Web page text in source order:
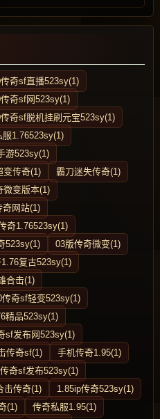
奇sf直播523sy(1)
奇sf网523sy(1)
奇sf脱机挂刷元宝523sy(1)
服1.76523sy(1)
游523sy(1)
变传奇(1)
霸刀迷失传奇(1)
微变版本(1)
奇网站(1)
奇1.76523sy(1)
523sy(1)
03版传奇微变(1)
复古523sy(1)
合击(1)
传奇sf轻变523sy(1)
精品523sy(1)
sf发布网523sy(1)
传奇sf(1)
手机传奇1.95(1)
奇sf发布523sy(1)
击传奇(1)
1.85ip传奇523sy(1)
(1)
传奇私服1.95(1)